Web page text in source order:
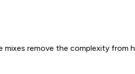
remove the complexity from